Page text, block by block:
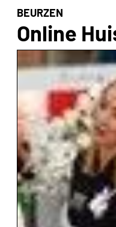
BEURZEN
Online